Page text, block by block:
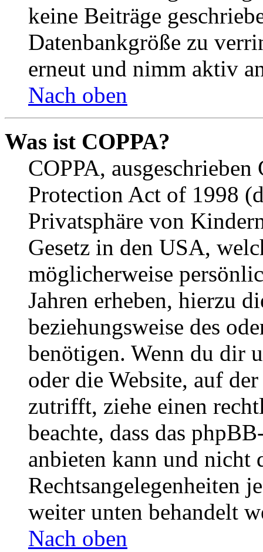
keine Beiträge
Datenbankgröße zu
erneut und nimm aktiv
Nach oben
Was ist COPPA?
COPPA,
Protection Act of 1998
Privatsphäre von
Gesetz in den USA,
möglicherweise
Jahren erheben, hierzu
beziehungsweise des
benötigen. Wenn du dir
oder die Website, auf
zutrifft, ziehe einen
beachte, dass das
anbieten kann und nicht
Rechtsangelegenheiten
weiter unten behandelt
Nach oben